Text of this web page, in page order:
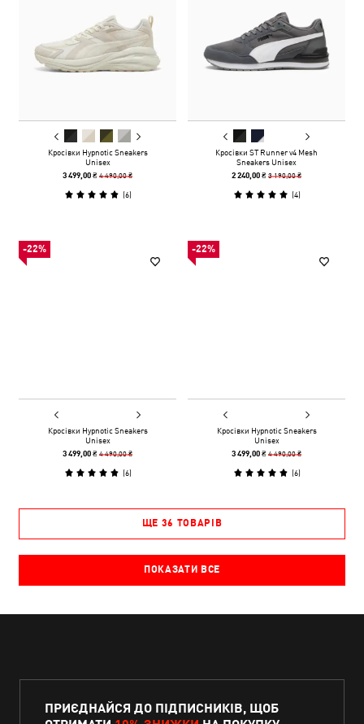
Кросівки Hypnotic Sneakers
Unisex
3 499,00 ₴4 490,00 ₴
(6)
Кросівки ST Runner v4 Mesh
Sneakers Unisex
2 240,00 ₴3 190,00 ₴
(4)
-22%
Кросівки Hypnotic Sneakers
Unisex
3 499,00 ₴4 490,00 ₴
(6)
-22%
Кросівки Hypnotic Sneakers
Unisex
3 499,00 ₴4 490,00 ₴
(6)
ЩЕ 36 ТОВАРІВ
ПОКАЗАТИ ВСЕ
ПРИЄДНАЙСЯ ДО ПІДПИСНИКІВ, ЩОБ